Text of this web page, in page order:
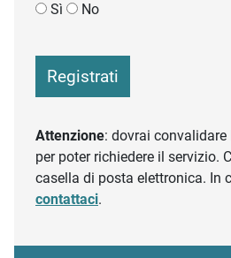
Sì
No
Registrati
Attenzione: dovrai
per poter richiedere il servizio.
casella di posta elettronica. In
contattaci.